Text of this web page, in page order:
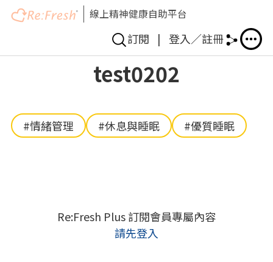
移
線上精神健康自助平台
訂閱 | 登入／註冊
test0202
#情緒管理 #休息與睡眠 #優質睡眠
Re:Fresh Plus 訂閱會員專屬內容
請先登入